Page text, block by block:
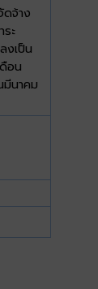
ดจ้าง
ะ
เป็น
อน
นาคม